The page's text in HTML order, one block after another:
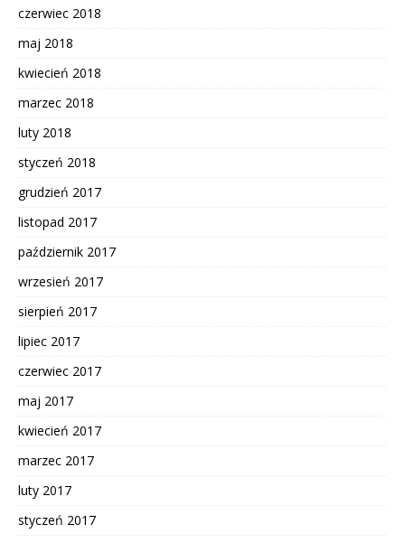
czerwiec 2018
maj 2018
kwiecień 2018
marzec 2018
luty 2018
styczeń 2018
grudzień 2017
listopad 2017
październik 2017
wrzesień 2017
sierpień 2017
lipiec 2017
czerwiec 2017
maj 2017
kwiecień 2017
marzec 2017
luty 2017
styczeń 2017